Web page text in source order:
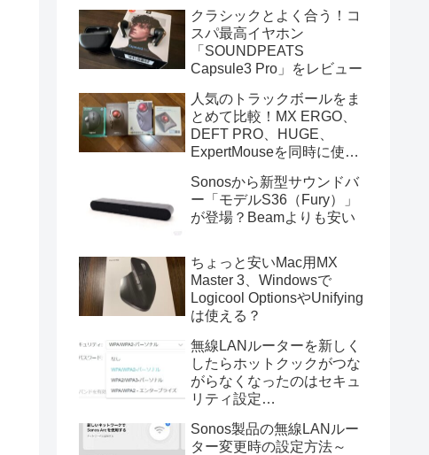
クラシックとよく合う！コ
スパ最高イヤホン
「SOUNDPEATS
Capsule3 Pro」をレビュー
人気のトラックボールをま
とめて比較！MX ERGO、
DEFT PRO、HUGE、
ExpertMouseを同時に使っ
Sonosから新型サウンドバ
ー「モデルS36（Fury）」
が登場？Beamよりも安い
ちょっと安いMac用MX
Master 3、Windowsで
Logicool OptionsやUnifying
は使える？
無線LANルーターを新しく
したらホットクックがつな
がらなくなったのはセキュ
リティ設定
Sonos製品の無線LANルー
ター変更時の設定方法～